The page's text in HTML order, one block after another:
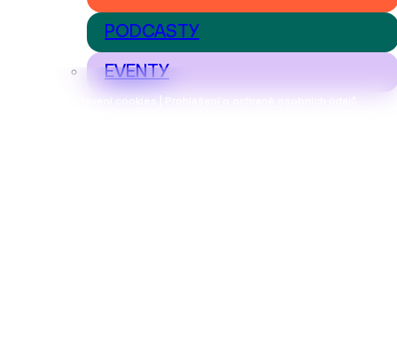
Nastavení cookies | Prohlášení o ochraně osobních údajů
PODCASTY
EVENTY